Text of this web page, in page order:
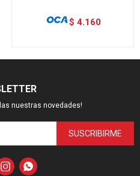
$ 4.160
nuestras novedades!
SUSCRIBIRME
 